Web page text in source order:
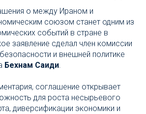
о между Ираном и
союзом станет одним из
событий в стране в
заявление сделал член комиссии
и внешней политике
Бехнам Саиди.
соглашение открывает
для роста несырьевого
диверсификации экономики и